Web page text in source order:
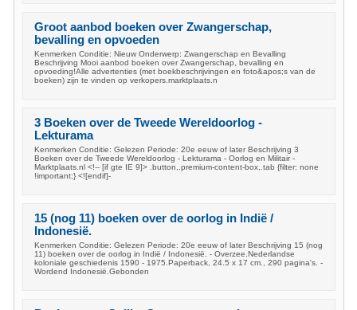
Groot aanbod boeken over Zwangerschap,
bevalling en opvoeden
Kenmerken Conditie: Nieuw Onderwerp: Zwangerschap en Bevalling
Beschrijving Mooi aanbod boeken over Zwangerschap, bevalling en
opvoeding!Alle advertenties (met boekbeschrijvingen en foto&apos;s van de
boeken) zijn te vinden op verkopers.marktplaats.n
3 Boeken over de Tweede Wereldoorlog -
Lekturama
Kenmerken Conditie: Gelezen Periode: 20e eeuw of later Beschrijving 3
Boeken over de Tweede Wereldoorlog - Lekturama - Oorlog en Militair -
Marktplaats.nl <!-- [if gte IE 9]> .button,.premium-content-box,.tab {filter: none
!important;} <![endif]-
15 (nog 11) boeken over de oorlog in Indië /
Indonesië.
Kenmerken Conditie: Gelezen Periode: 20e eeuw of later Beschrijving 15 (nog
11) boeken over de oorlog in Indië / Indonesië. - Overzee.Nederlandse
koloniale geschiedenis 1590 - 1975.Paperback, 24.5 x 17 cm., 290 pagina's. -
Wordend Indonesië.Gebonden